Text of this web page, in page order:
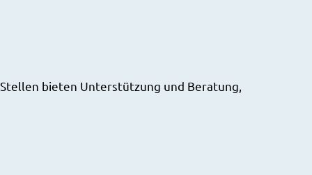
bieten Unterstützung und Beratung,